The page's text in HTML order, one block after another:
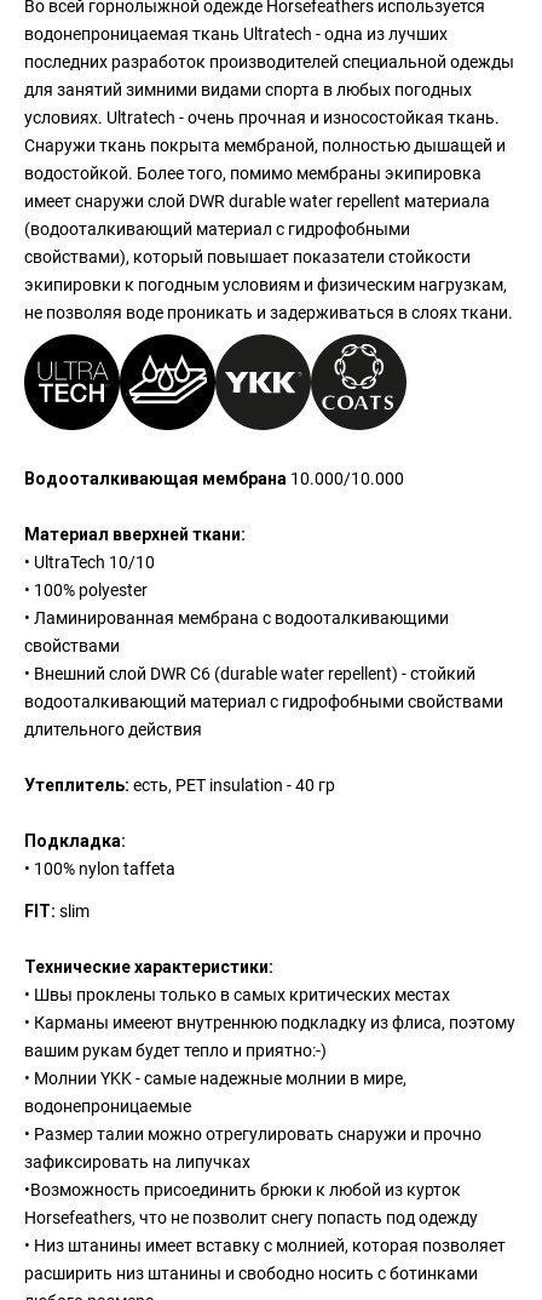
Во всей горнолыжной одежде Horsefeathers используется
водонепроницаемая ткань Ultratech - одна из лучших
последних разработок производителей специальной одежды
для занятий зимними видами спорта в любых погодных
условиях. Ultratech - очень прочная и износостойкая ткань.
Снаружи ткань покрыта мембраной, полностью дышащей и
водостойкой. Более того, помимо мембраны экипировка
имеет снаружи слой DWR durable water repellent материала
(водооталкивающий материал с гидрофобными
свойствами), который повышает показатели стойкости
экипировки к погодным условиям и физическим нагрузкам,
не позволяя воде проникать и задерживаться в слоях ткани.
Водооталкивающая мембрана 10.000/10.000
Материал вверхней ткани:
• UltraTech 10/10
• 100% polyester
• Ламинированная мембрана с водооталкивающими
свойствами
• Внешний слой DWR C6 (durable water repellent) - стойкий
водооталкивающий материал с гидрофобными свойствами
длительного действия
Утеплитель: есть, PET insulation - 40 гр
Подкладка:
• 100% nylon taffeta
FIT: slim
Технические характеристики:
• Швы проклены только в самых критических местах
• Карманы имееют внутреннюю подкладку из флиса, поэтому
вашим рукам будет тепло и приятно:-)
• Молнии YKK - самые надежные молнии в мире,
водонепроницаемые
• Размер талии можно отрегулировать снаружи и прочно
зафиксировать на липучках
•Возможность присоединить брюки к любой из курток
Horsefeathers, что не позволит снегу попасть под одежду
• Низ штанины имеет вставку с молнией, которая позволяет
расширить низ штанины и свободно носить с ботинками